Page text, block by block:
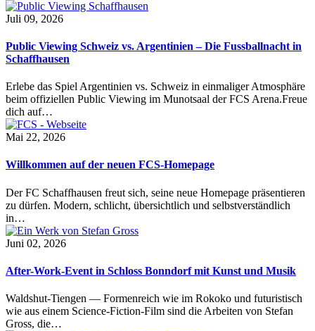
Juli 09, 2026
Public Viewing Schweiz vs. Argentinien – Die Fussballnacht in
Schaffhausen
Erlebe das Spiel Argentinien vs. Schweiz in einmaliger Atmosphäre
beim offiziellen Public Viewing im Munotsaal der FCS Arena.Freue
dich auf…
Mai 22, 2026
Willkommen auf der neuen FCS-Homepage
Der FC Schaffhausen freut sich, seine neue Homepage präsentieren
zu dürfen. Modern, schlicht, übersichtlich und selbstverständlich
in…
Juni 02, 2026
After-Work-Event in Schloss Bonndorf mit Kunst und Musik
Waldshut-Tiengen — Formenreich wie im Rokoko und futuristisch
wie aus einem Science-Fiction-Film sind die Arbeiten von Stefan
Gross, die…